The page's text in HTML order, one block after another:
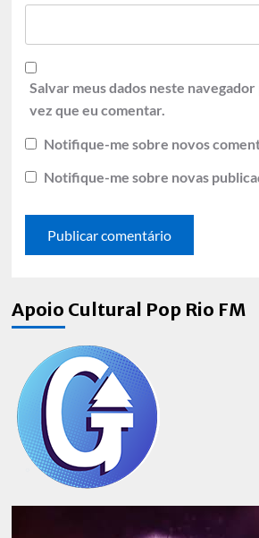
Salvar meus dados neste
vez que eu comentar.
Notifique-me sobre novos
Notifique-me sobre novas
Apoio Cultural Pop Rio FM